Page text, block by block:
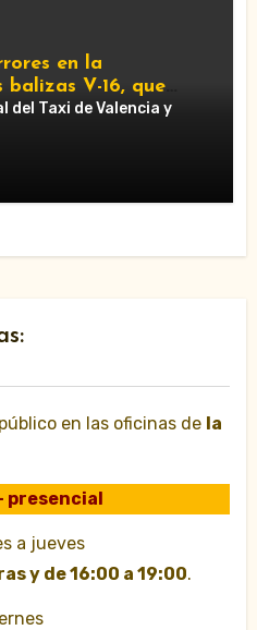
en la
V-16, que
2026»
del Taxi de Valencia y
en las oficinas de la
presencial
a jueves
y de 16:00 a 19:00.